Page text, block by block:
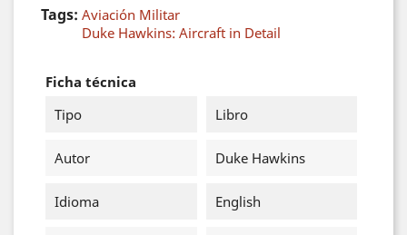
Tags: Aviación Militar
Duke Hawkins: Aircraft in Detail
Ficha técnica
Tipo
Libro
Autor Duke Hawkins
Idioma English